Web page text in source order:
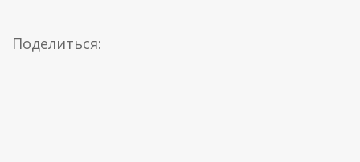
Поделиться: